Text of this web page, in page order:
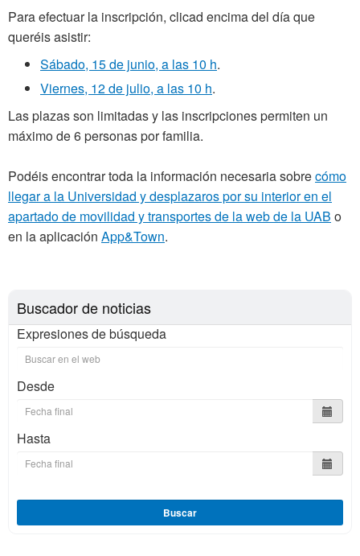
Para efectuar la inscripción, clicad encima del día que
queréis asistir:
Sábado, 15 de junio, a las 10 h.
Viernes, 12 de julio, a las 10 h.
Las plazas son limitadas y las inscripciones permiten un
máximo de 6 personas por familia.
Podéis encontrar toda la información necesaria sobrecómo
llegar a la Universidad y desplazaros por su interior en el
apartado de movilidad y transportes de la web de la UAB o
en la aplicación App&Town.
Buscador de noticias
Expresiones de búsqueda
Desde
Hasta
Buscar